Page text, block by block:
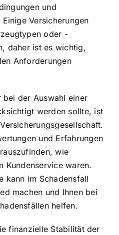
und
Versicherungen
oder -
daher ist es wichtig,
Anforderungen
bei der Auswahl einer
werden sollte, ist
und Erfahrungen
wie
Kundenservice waren.
kann im Schadensfall
machen und Ihnen bei
helfen.
finanzielle Stabilität der